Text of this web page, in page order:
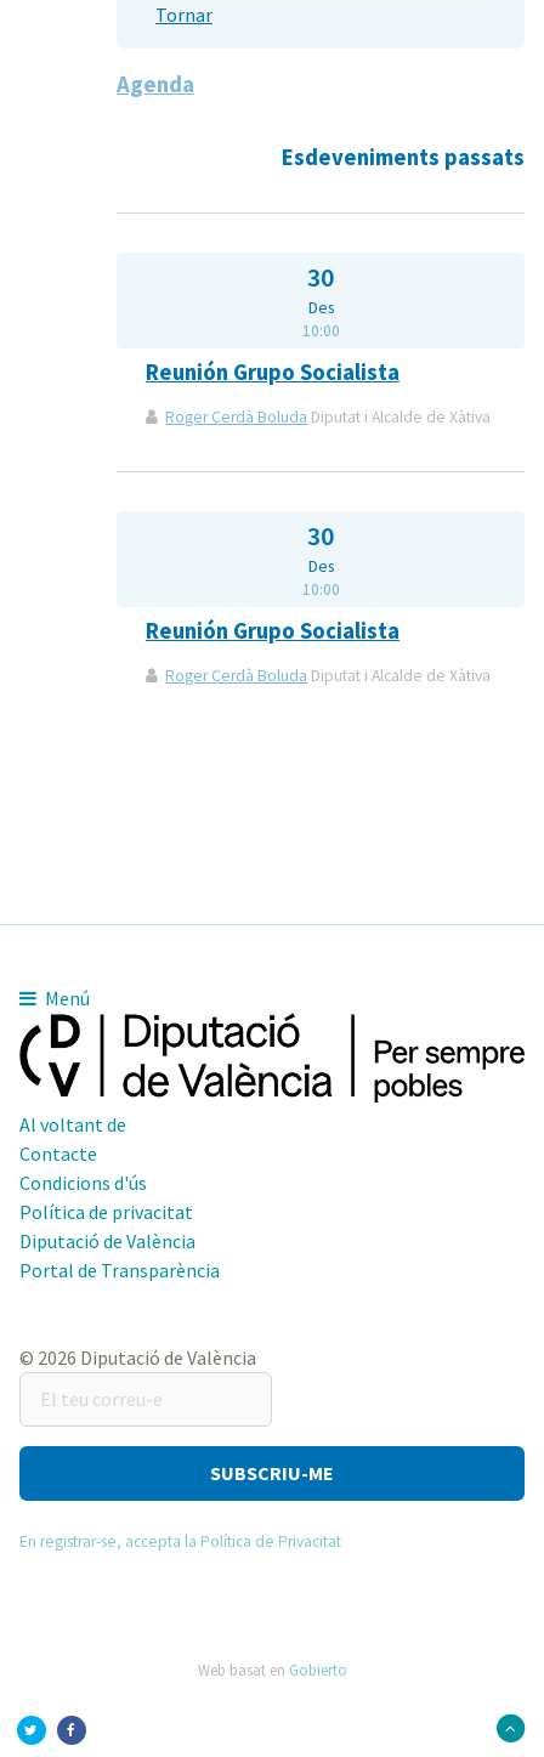
Tornar
Agenda
Esdeveniments passats
30
Des
10:00
Reunión Grupo Socialista
Roger Cerdà Boluda Diputat i Alcalde de Xàtiva
30
Des
10:00
Reunión Grupo Socialista
Roger Cerdà Boluda Diputat i Alcalde de Xàtiva
Menú
Al voltant de
Contacte
Condicions d'ús
Política de privacitat
Diputació de València
Portal de Transparència
© 2026 Diputació de València
El
teu
correu-
En registrar-se, accepta la Política de Privacitat
Web basat en Gobierto